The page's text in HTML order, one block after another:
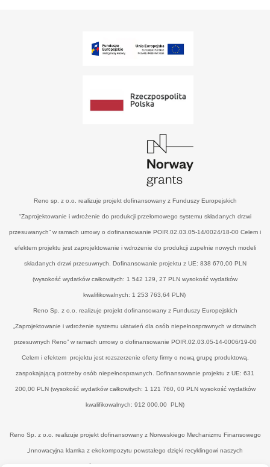
Reno sp. z o.o. realizuje projekt dofinansowany z Funduszy Europejskich
“Zaprojektowanie i wdrożenie do produkcji przełomowego systemu składanych drzwi
przesuwanych” w ramach umowy o dofinansowanie POIR.02.03.05-14/0024/18-00 Celem i
efektem projektu jest zaprojektowanie i wdrożenie do produkcji zupełnie nowych modeli
składanych drzwi przesuwnych. Dofinansowanie projektu z UE: 838 670,00 PLN
(wysokość wydatków całkowitych: 1 542 129, 27 PLN wysokość wydatków
kwalifikowalnych: 1 253 763,64 PLN)
Reno Sp. z o.o. realizuje projekt dofinansowany z Funduszy Europejskich
„Zaprojektowanie i wdrożenie systemu ułatwień dla osób niepełnosprawnych w drzwiach
przesuwnych Reno” w ramach umowy o dofinansowanie POIR.02.03.05-14-0006/19-00
Celem i efektem projektu jest rozszerzenie oferty firmy o nową grupę produktową,
zaspokajającą potrzeby osób niepełnosprawnych. Dofinansowanie projektu z UE: 631
200,00 PLN (wysokość wydatków całkowitych: 1 121 760, 00 PLN wysokość wydatków
kwalifikowalnych: 912 000,00 PLN)
Reno Sp. z o.o. realizuje projekt dofinansowany z Norweskiego Mechanizmu Finansowego
„Innowacyjna klamka z ekokompozytu powstałego dzięki recyklingowi naszych